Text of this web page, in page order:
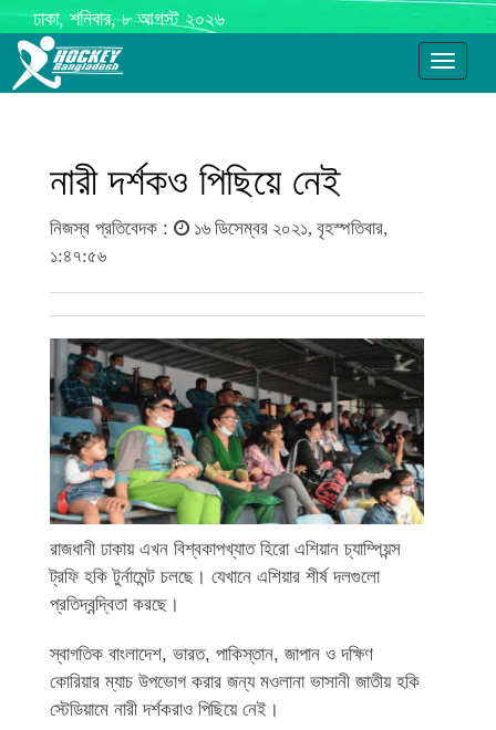
ঢাকা, শনিবার, ৮ আগস্ট ২০২৬
Toggle
নারী দর্শকও পিছিয়ে নেই
নিজস্ব প্রতিবেদক :
১৬ ডিসেম্বর ২০২১, বৃহস্পতিবার,
১:৪৭:৫৬
রাজধানী ঢাকায় এখন বিশ্বকাপখ্যাত হিরো এশিয়ান চ্যাম্পিয়ন্স
ট্রফি হকি টুর্নামেন্ট চলছে। যেখানে এশিয়ার শীর্ষ দলগুলো
প্রতিদ্বন্দ্বিতা করছে।
স্বাগতিক বাংলাদেশ, ভারত, পাকিস্তান, জাপান ও দক্ষিণ
কোরিয়ার ম্যাচ উপভোগ করার জন্য মওলানা ভাসানী জাতীয় হকি
স্টেডিয়ামে নারী দর্শকরাও পিছিয়ে নেই।